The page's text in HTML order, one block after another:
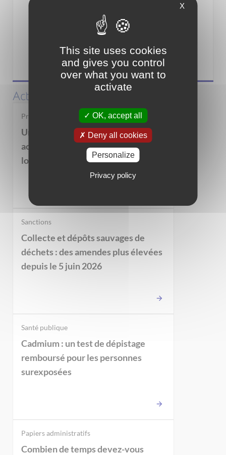
Associations
Actualités
Propriétaires bailleurs
Un dispositif pour vous
accompagner dans la mise en
location de votre bien immobilier
Sanctions
Collecte et dépôts sauvages de
déchets : des amendes plus élevées
depuis le 5 juin 2026
Santé publique
Cadmium : un test de dépistage
remboursé pour les personnes
surexposées
Papiers administratifs
Combien de temps devez-vous
X
This site uses cookies
and gives you control
over what you want to
activate
OK, accept all
Deny all cookies
Personalize
Privacy policy